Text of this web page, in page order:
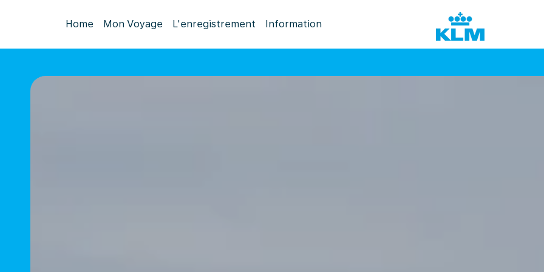
Home Mon Voyage L'enregistrement Information